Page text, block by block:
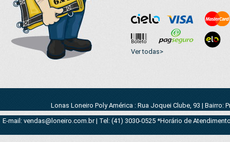
Ver todas>
Lonas Loneiro Poly América : Rua Joquei Clube, 93 | Bairro:
E-mail: vendas@loneiro.com.br | Tel: (41) 3030-0525 *Horário de